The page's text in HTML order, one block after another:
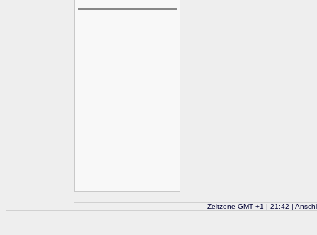
Zeitzone GMT +1 | 21:42 |